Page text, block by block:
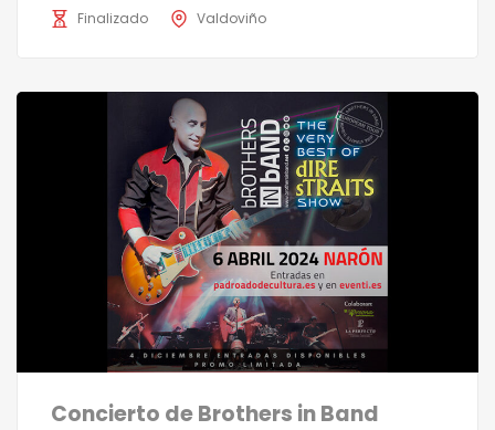
Finalizado Valdoviño
Concierto de Brothers in Band